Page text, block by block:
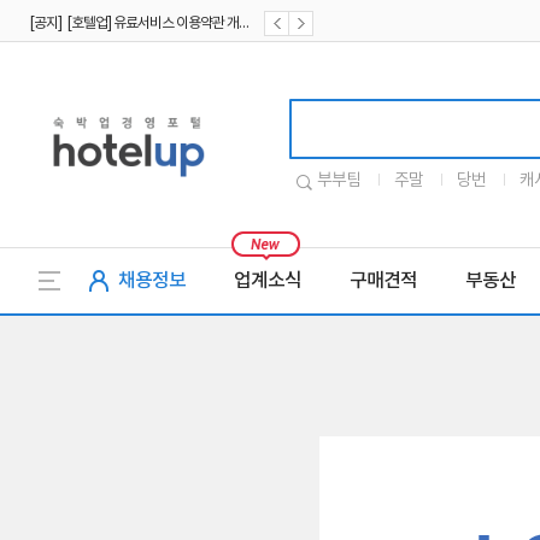
[공지] [호텔업] 유료서비스 이용약관 개정본2 (19.09.02)
부부팀 주말 당번 캐
채용정보 업계소식 구매견적 부동산